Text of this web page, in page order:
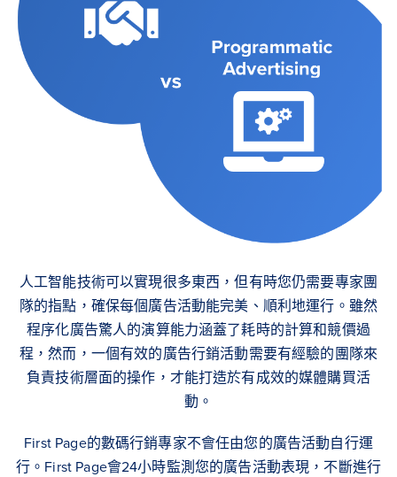
人工智能技術可以實現很多東西，但有時您仍需要專家團
隊的指點，確保每個廣告活動能完美、順利地運行。雖然
程序化廣告驚人的演算能力涵蓋了耗時的計算和競價過
程，然而，一個有效的廣告行銷活動需要有經驗的團隊來
負責技術層面的操作，才能打造於有成效的媒體購買活
動。
First Page的數碼行銷專家不會任由您的廣告活動自行運
行。First Page會24小時監測您的廣告活動表現，不斷進行